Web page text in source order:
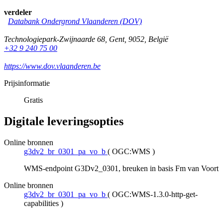
verdeler
Databank Ondergrond Vlaanderen (DOV)
Technologiepark-Zwijnaarde 68, Gent, 9052, België
+32 9 240 75 00
https://www.dov.vlaanderen.be
Prijsinformatie
Gratis
Digitale leveringsopties
Online bronnen
g3dv2_br_0301_pa_vo_b ( OGC:WMS )
WMS-endpoint G3Dv2_0301, breuken in basis Fm van Voort
Online bronnen
g3dv2_br_0301_pa_vo_b ( OGC:WMS-1.3.0-http-get-
capabilities )